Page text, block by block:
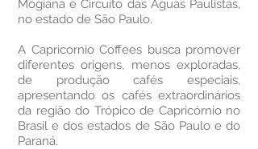
Mogiana e Circuito das Águas Paulistas,
no estado de São Paulo.
A Capricornio Coffees busca promover
diferentes origens, menos exploradas,
de produção cafés especiais,
apresentando os cafés extraordinários
da região do Trópico de Capricórnio no
Brasil e dos estados de São Paulo e do
Paraná.